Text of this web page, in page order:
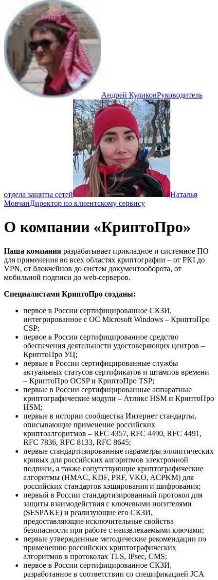
Андрей КуликовРуководитель
отдела защиты сетей
Наталья
МовчанДиректор по клиентскому сервису
О компании «КриптоПро»
Наша компания разрабатывает прикладное и системное ПО
для применения во всех областях криптографии – от PKI до
VPN, от блокчейнов до систем документооборота, от
мобильной подписи до web-серверов.
Специалистами КриптоПро созданы:
первое в России сертифицированное СКЗИ,
интегрированное с ОС Microsoft Windows – КриптоПро
CSP;
первое в России сертифицированное средство
обеспечения деятельности удостоверяющих центров –
КриптоПро УЦ;
первые в России сертифицированные службы
актуальных статусов сертификатов и штампов времени
– КриптоПро OCSP и КриптоПро TSP;
первые в России сертифицированные аппаратные
криптографические модули – Атликс HSM и КриптоПро
HSM;
первые в истории сообщества Интернет стандарты,
описывающие применение российских
криптоалгоритмов – RFC 4357, RFC 4490, RFC 4491,
RFC 7836, RFC 8133, RFC 8645;
первые стандартизированные параметры эллиптических
кривых для российских алгоритмов электронной
подписи, а также сопутствующие криптографические
алгоритмы (HMAC, KDF, PRF, VKO, ACPKM) для
российских стандартов хэширования и шифрования;
первый в России стандартизированный протокол для
защиты взаимодействия с ключевыми носителями
(SESPAKE) и реализующие его СКЗИ,
предоставляющие исключительные свойства
безопасности при работе с неизвлекаемыми ключами;
первые утвержденные методические рекомендации по
применению российских криптографических
алгоритмов в протоколах TLS, IPsec, CMS;
первое в России сертифицированное СКЗИ,
разработанное в соответствии со спецификацией JCA